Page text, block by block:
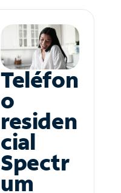
Teléfon
o
residen
cial
Spectr
um